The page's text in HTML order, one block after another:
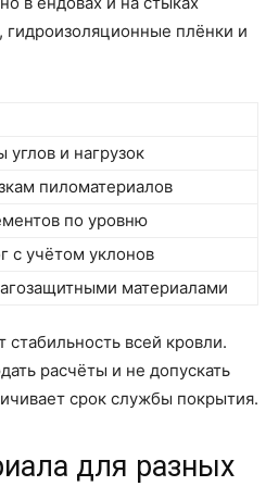
гидроизоляционные плёнки и
и нагрузок
пиломатериалов
по уровню
с учётом уклонов
материалами
всей кровли.
расчёты и не допускать
срок службы покрытия.
для разных